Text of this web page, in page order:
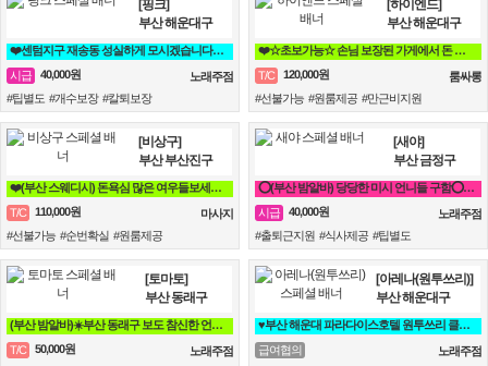
[핑크]
부산 해운대구
❤️센텀지구 재송동 성실하게 모시겠습니다^^ 30대~50대 시급 4만❤️
시급
40,000원
노래주점
#팁별도 #개수보장 #칼퇴보장
[하이엔드]
부산 해운대구
❤️☆초보가능☆ 손님 보장된 가게에서 돈 버시는데만 집중하세요!!❤️
T/C
120,000원
룸싸롱
#선불가능 #원룸제공 #만근비지원
[비상구]
부산 부산진구
❤️(부산 스웨디시) 돈욕심 많은 여우들보세요~❤️
T/C
110,000원
마사지
#선불가능 #순번확실 #원룸제공
[새야]
부산 금정구
⭕(부산 밤알바) 당당한 미시 언니들 구함⭕ 노래방알바 도우미
시급
40,000원
노래주점
#출퇴근지원 #식사제공 #팁별도
[토마토]
부산 동래구
(부산 밤알바)☀️부산 동래구 보도 참신한 언니들 모집 ☀️ 노래방알바
T/C
50,000원
노래주점
[아레나(원투쓰리)]
부산 해운대구
♥️부산 해운대 파라다이스호텔 원투쓰리 클럽 영업진 구합니다♥️
급여협의
노래주점